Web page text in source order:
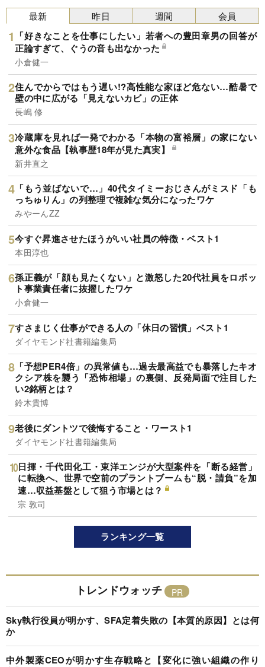
最新
「好きなことを仕事にしたい」若者への豊田章男の回答が
正論すぎて、ぐうの音も出なかった
小倉健一
住んでからではもう遅い!?高性能な家ほど危ない…酷暑で
壁の中に広がる「見えないカビ」の正体
長嶋 修
冷蔵庫を見れば一発でわかる「本物の富裕層」の家にない
意外な食品【執事歴18年が見た真実】
新井直之
「もう並ばないで…」40代タイミーおじさんがミスド「も
っちゅりん」の列整理で複雑な気分になったワケ
みやーんZZ
今すぐ昇進させたほうがいい社員の特徴・ベスト1
本田淳也
孫正義が「顔も見たくない」と激怒した20代社員をロボッ
ト事業責任者に抜擢したワケ
小倉健一
すさまじく仕事ができる人の「休日の習慣」ベスト1
ダイヤモンド社書籍編集局
「予想PER4倍」の異常値も…過去最高益でも暴落したキオ
クシア株を襲う「恐怖相場」の裏側、反発局面で注目した
い2銘柄とは？
鈴木貴博
老後にダントツで後悔すること・ワースト1
ダイヤモンド社書籍編集局
日揮・千代田化工・東洋エンジが大型案件を「断る経営」
に転換へ、世界で空前のプラントブームも“脱・請負”を加
速…収益基盤として狙う市場とは？
宗 敦司
昨日 週間 会員
ランキング一覧
トレンドウォッチ
Sky執行役員が明かす、SFA定着失敗の【本質的原因】とは何
か
中外製薬CEOが明かす生存戦略と【変化に強い組織の作り